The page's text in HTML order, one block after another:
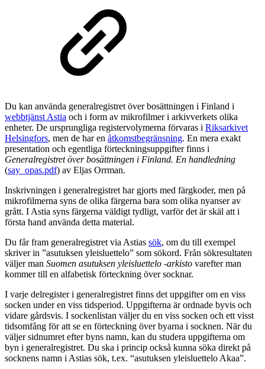
Du kan använda generalregistret över bosättningen i Finland i
webbtjänst Astia och i form av mikrofilmer i arkivverkets olika
enheter. De ursprungliga registervolymerna förvaras i Riksarkivet
Helsingfors, men de har en åtkomstbegränsning. En mera exakt
presentation och egentliga förteckningsuppgifter finns i
Generalregistret över bosättningen i Finland. En handledning
(say_opas.pdf) av Eljas Orrman.
Inskrivningen i generalregistret har gjorts med färgkoder, men på
mikrofilmerna syns de olika färgerna bara som olika nyanser av
grått. I Astia syns färgerna väldigt tydligt, varför det är skäl att i
första hand använda detta material.
Du får fram generalregistret via Astias sök, om du till exempel
skriver in ”asutuksen yleisluettelo” som sökord. Från sökresultaten
väljer man Suomen asutuksen yleisluettelo -arkisto varefter man
kommer till en alfabetisk förteckning över socknar.
I varje delregister i generalregistret finns det uppgifter om en viss
socken under en viss tidsperiod. Uppgifterna är ordnade byvis och
vidare gårdsvis. I sockenlistan väljer du en viss socken och ett visst
tidsomfång för att se en förteckning över byarna i socknen. När du
väljer sidnumret efter byns namn, kan du studera uppgifterna om
byn i generalregistret. Du ska i princip också kunna söka direkt på
socknens namn i Astias sök, t.ex. “asutuksen yleisluettelo Akaa”.